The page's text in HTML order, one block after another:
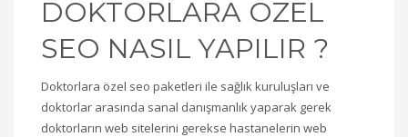
DOKTORLARA ÖZEL
SEO NASIL YAPILIR ?
Doktorlara özel seo paketleri ile sağlık kuruluşları ve
doktorlar arasında sanal danışmanlık yaparak gerek
doktorların web sitelerini gerekse hastanelerin web